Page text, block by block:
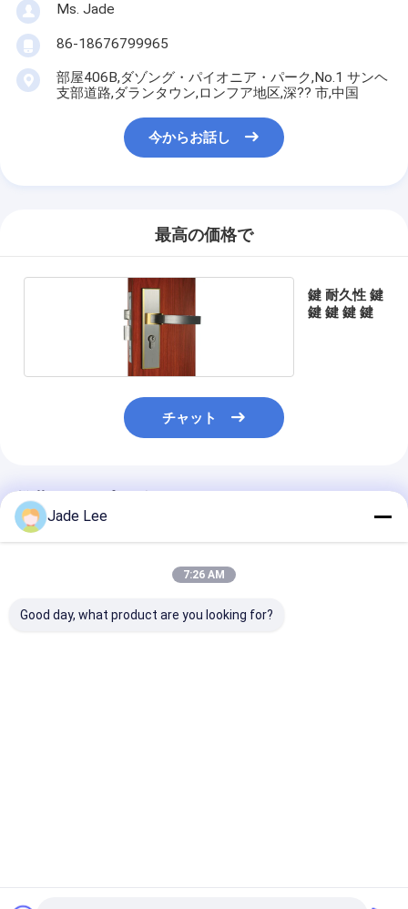
ビデオ
ステンレス鋼のドアロック
スマートなドア ロック
Ms. Jade
86-18676799965
部屋406B,ダゾング・パイオニア・パーク,No.1 サンヘ
支部道路,ダランタウン,ロンフア地区,深?? 市,中国
今からお話し
最高の価格で
鍵 耐久性 鍵
鍵 鍵 鍵 鍵
チャット
推薦されたプロダクト
Jade Lee
7:26 AM
Good day, what product are you looking for?